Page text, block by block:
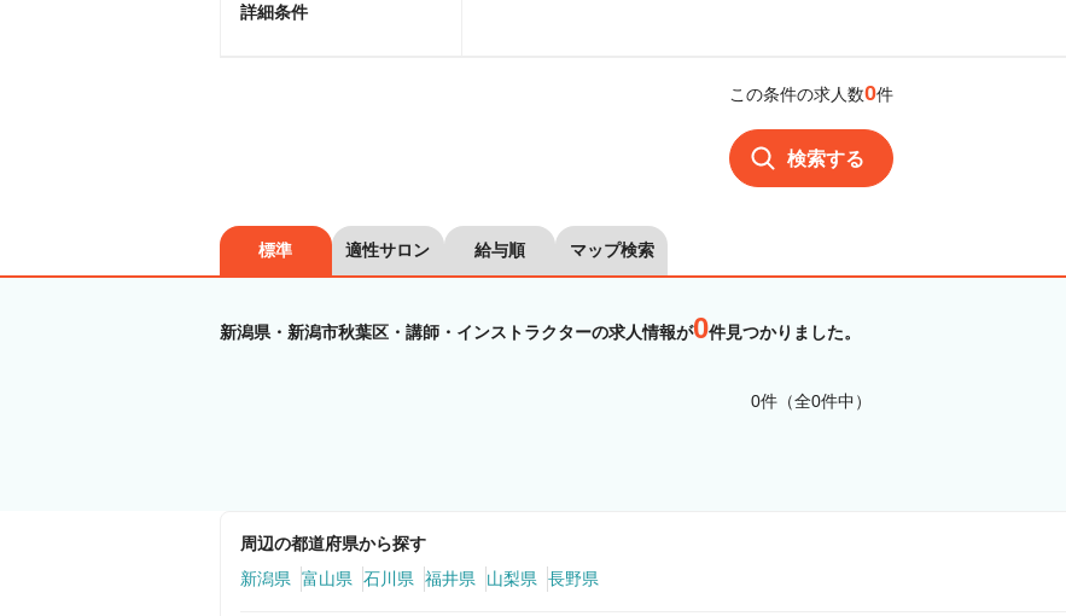
詳細条件
この条件の求人数0件
検索する
標準 適性サロン 給与順 マップ検索
新潟県・新潟市秋葉区・講師・インストラクターの求人情報が0件見つかりました。
0件（全0件中）
周辺の都道府県から探す
新潟県
富山県 石川県 福井県 山梨県 長野県